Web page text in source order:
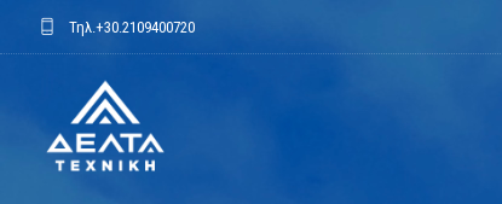
Τηλ.+30.2109400720